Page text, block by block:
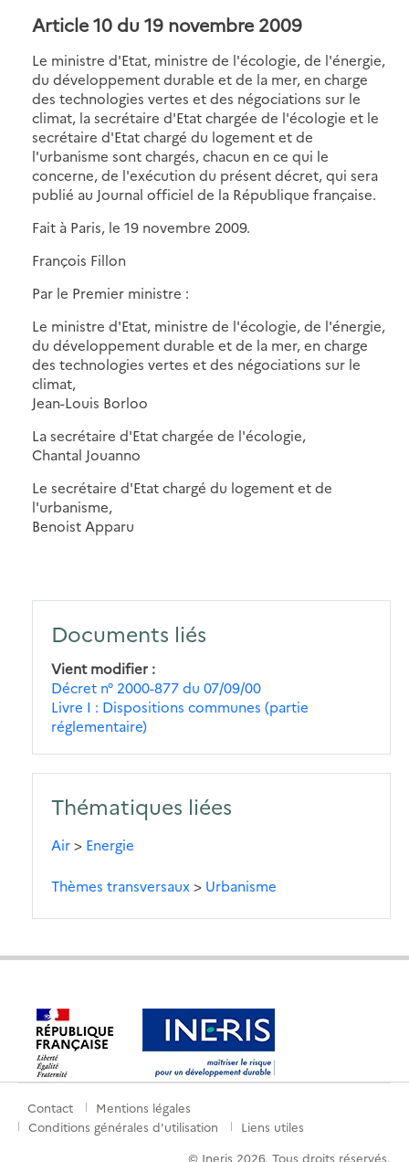
Article 10 du 19 novembre 2009
Le ministre d'Etat, ministre de l'écologie, de l'énergie,
du développement durable et de la mer, en charge
des technologies vertes et des négociations sur le
climat, la secrétaire d'Etat chargée de l'écologie et le
secrétaire d'Etat chargé du logement et de
l'urbanisme sont chargés, chacun en ce qui le
concerne, de l'exécution du présent décret, qui sera
publié au Journal officiel de la République française.
Fait à Paris, le 19 novembre 2009.
François Fillon
Par le Premier ministre :
Le ministre d'Etat, ministre de l'écologie, de l'énergie,
du développement durable et de la mer, en charge
des technologies vertes et des négociations sur le
climat,
Jean-Louis Borloo
La secrétaire d'Etat chargée de l'écologie,
Chantal Jouanno
Le secrétaire d'Etat chargé du logement et de
l'urbanisme,
Benoist Apparu
Documents liés
Vient modifier
Décret n° 2000-877 du 07/09/00
Livre I : Dispositions communes (partie
réglementaire)
Thématiques liées
Air> Energie
Thèmes transversaux> Urbanisme
Menu
Contact
Mentions légales
Conditions générales d'utilisation
Liens utiles
© Ineris 2026. Tous droits réservés.